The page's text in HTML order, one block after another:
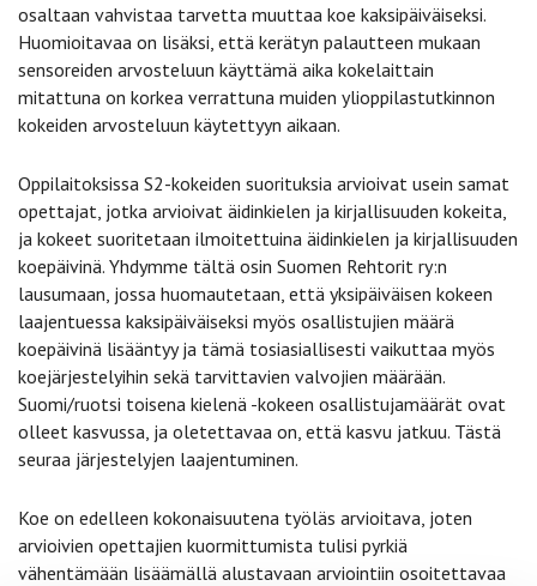
osaltaan vahvistaa tarvetta muuttaa koe kaksipäiväiseksi.
Huomioitavaa on lisäksi, että kerätyn palautteen mukaan
sensoreiden arvosteluun käyttämä aika kokelaittain
mitattuna on korkea verrattuna muiden ylioppilastutkinnon
kokeiden arvosteluun käytettyyn aikaan.
Oppilaitoksissa S2-kokeiden suorituksia arvioivat usein samat
opettajat, jotka arvioivat äidinkielen ja kirjallisuuden kokeita,
ja kokeet suoritetaan ilmoitettuina äidinkielen ja kirjallisuuden
koepäivinä. Yhdymme tältä osin Suomen Rehtorit ry:n
lausumaan, jossa huomautetaan, että yksipäiväisen kokeen
laajentuessa kaksipäiväiseksi myös osallistujien määrä
koepäivinä lisääntyy ja tämä tosiasiallisesti vaikuttaa myös
koejärjestelyihin sekä tarvittavien valvojien määrään.
Suomi/ruotsi toisena kielenä -kokeen osallistujamäärät ovat
olleet kasvussa, ja oletettavaa on, että kasvu jatkuu. Tästä
seuraa järjestelyjen laajentuminen.
Koe on edelleen kokonaisuutena työläs arvioitava, joten
arvioivien opettajien kuormittumista tulisi pyrkiä
vähentämään lisäämällä alustavaan arviointiin osoitettavaa